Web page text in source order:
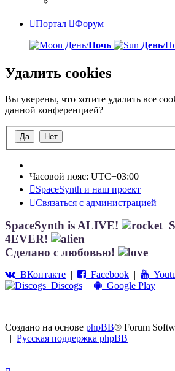
Портал Форум
День/Ночь День/
Удалить cookies
Вы уверены, что хотите удалить все
данной конференцией?
Часовой пояс: UTC+03:00
SpaceSynth и наш проект
Связаться с администрацией
SpaceSynth is ALIVE!
4EVER!
Сделано с любовью!
ВКонтакте | Facebook |
Discogs | Google Play
Создано на основе phpBB® Forum
| Русская поддержка phpBB